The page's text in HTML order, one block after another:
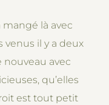
mangé là avec
il y a deux
nouveau avec
qu’elles
est tout petit